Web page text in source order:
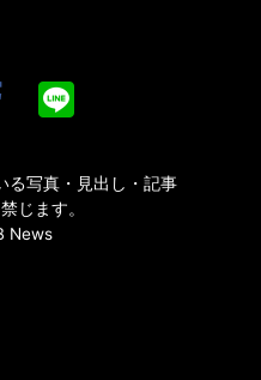
る写真・見出し・記事
じます。
News